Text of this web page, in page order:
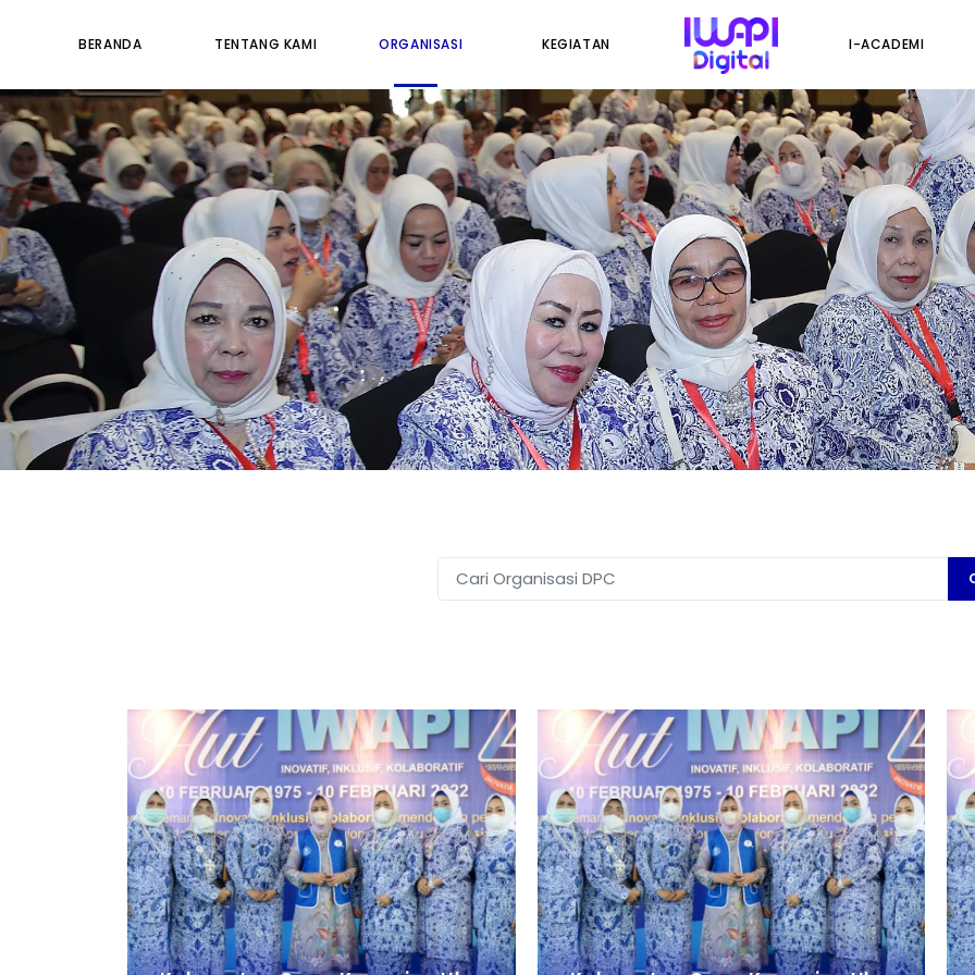
BERANDA TENTANG KAMI ORGANISASI KEGIATAN I-ACADEMI